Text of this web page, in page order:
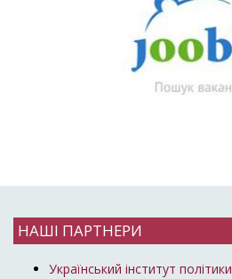
НАШІ ПАРТНЕРИ
Український інститут політики